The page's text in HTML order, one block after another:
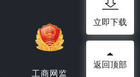
工商网监
立即下载
返回顶部